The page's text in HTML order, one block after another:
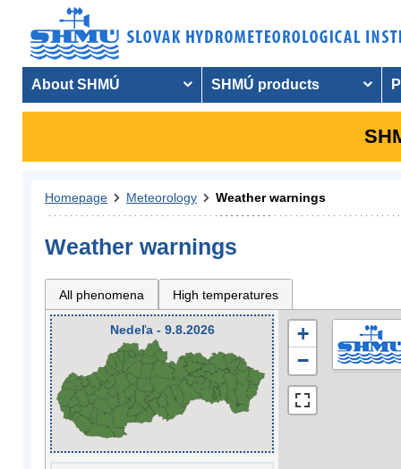
About SHMÚ SHMÚ products
Homepage Meteorology Weather warnings
Weather warnings
All phenomena High temperatures
Nedeľa - 9.8.2026
+
−